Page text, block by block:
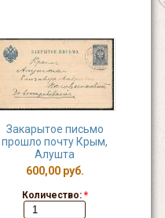
Закарытое письмо
прошло почту Крым,
Алушта
600,00 руб.
Количество: *